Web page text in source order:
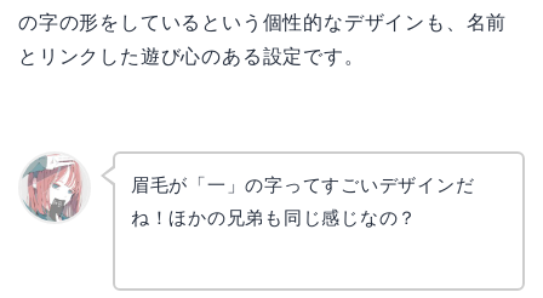
の字の形をしているという個性的なデザインも、名前
とリンクした遊び心のある設定です。
眉毛が「一」の字ってすごいデザインだ
ね！ほかの兄弟も同じ感じなの？